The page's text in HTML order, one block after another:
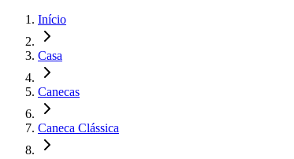
Início
Casa
Canecas
Caneca Clássica